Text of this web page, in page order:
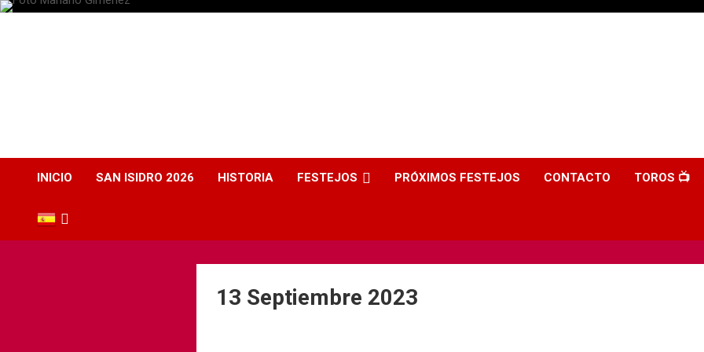
INICIO SAN ISIDRO 2026 HISTORIA FESTEJOS PRÓXIMOS FESTEJOS CONTACTO TOROS 📺
13 Septiembre 2023